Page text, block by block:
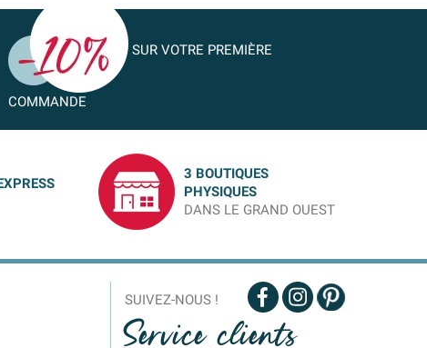
SUR VOTRE PREMIÈRE
COMMANDE
3 BOUTIQUES
PHYSIQUES
DANS LE GRAND OUEST
SUIVEZ-NOUS !
Service clients